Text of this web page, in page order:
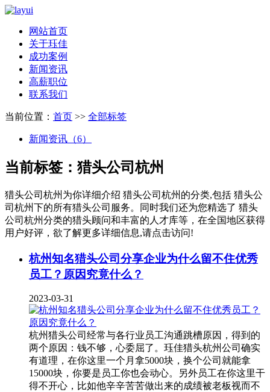
网站首页
关于珏佳
成功案例
新闻资讯
高薪职位
联系我们
当前位置： 首页 >> 全部标签
新闻资讯（6）
当前标签： 猎头公司杭州
猎头公司杭州 为你详细介绍 猎头公司杭州 的分类,包括 猎头公
司杭州下的所有猎头公司服务。同时我们还为您精选了 猎头
公司杭州分类的猎头顾问和丰富的人才库等，在全国地区获得
用户好评，欲了解更多详细信息,请点击访问!
杭州知名猎头公司分享企业为什么留不住优秀
员工？原因究竟什么？
2023-03-31
杭州猎头公司经常与各行业员工沟通跳槽原因，得到的
两个原因：钱不够，心委屈了。珏佳猎头杭州公司确实
有道理，在你这里一个月拿5000块，换个公司就能拿
15000块，你要是员工你也会动心。另外员工在你这里干
得不开心，比如他辛辛苦苦做出来的成绩被老板视而不